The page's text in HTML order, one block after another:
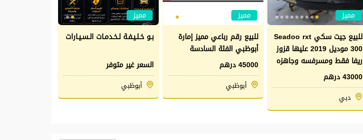
مميز
للبيع جيت سكي Seadoo rxt
300 موديل 2019 عليها قزوز
ريفا فقط ومسرفسه وجاهزه
43000 درهم
دبي
مميز
للبيع رقم رباعي مميز إمارة
أبوظبي الفئة السادسة
45000 درهم
أبوظبي
مميز
بـو خـلـيـفـة لـخـدمـات الـسـيـارات
السعر غير متوفر
أبوظبي